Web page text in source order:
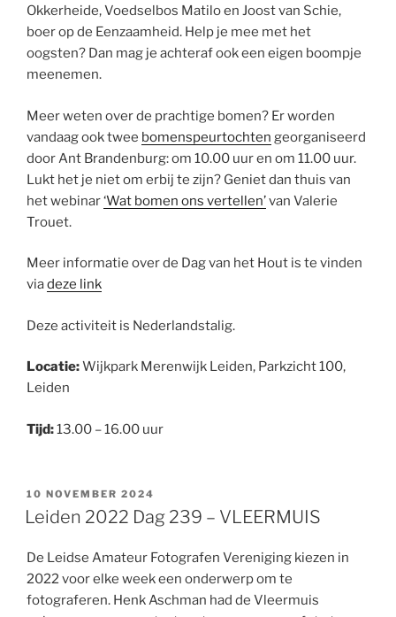
Okkerheide, Voedselbos Matilo en Joost van Schie,
boer op de Eenzaamheid. Help je mee met het
oogsten? Dan mag je achteraf ook een eigen boompje
meenemen.
Meer weten over de prachtige bomen? Er worden
vandaag ook twee bomenspeurtochten georganiseerd
door Ant Brandenburg: om 10.00 uur en om 11.00 uur.
Lukt het je niet om erbij te zijn? Geniet dan thuis van
het webinar‘Wat bomen ons vertellen’van Valerie
Trouet.
Meer informatie over de Dag van het Hout is te vinden
viadeze link
Deze activiteit is Nederlandstalig.
Locatie:Wijkpark Merenwijk Leiden, Parkzicht 100,
Leiden
Tijd:13.00 – 16.00 uur
GEPLAATST
OP
10 NOVEMBER 2024
Leiden 2022 Dag 239 – VLEERMUIS
De Leidse Amateur Fotografen Vereniging kiezen in
2022 voor elke week een onderwerp om te
fotograferen. Henk Aschman had de Vleermuis